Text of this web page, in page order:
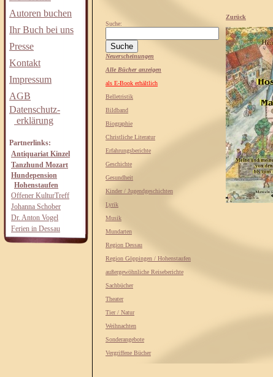
Autoren buchen
Ihr Buch bei uns
Presse
Kontakt
Impressum
AGB
Datenschutz-
erklärung
Partnerlinks:
Antiquariat Kinzel
Tanzhund Mozart
Hundepension
Hohenstaufen
Offener KulturTreff
Johanna Schober
Dr. Anton Vogel
Ferien in Dessau
Suche:
Neuerscheinungen
Alle Bücher anzeigen
als E-Book erhältlich
Belletristik
Bildband
Biographie
Christliche Literatur
Erfahrungsberichte
Geschichte
Gesundheit
Kinder / Jugendgeschichten
Lyrik
Musik
Mundarten
Region Dessau
Region Göppingen / Hohenstaufen
außergewöhnliche Reiseberichte
Sachbücher
Theater
Tier / Natur
Weihnachten
Sonderangebote
Vergriffene Bücher
Zurück